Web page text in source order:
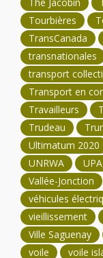
Tourbières
TransCanada
transnationales
transport
Transport en
Travailleurs
Trudeau
Ultimatum 2020
UNRWA
UPA
Vallée-Jonction
véhicules
vieillissement
Ville Saguenay
voile
voile